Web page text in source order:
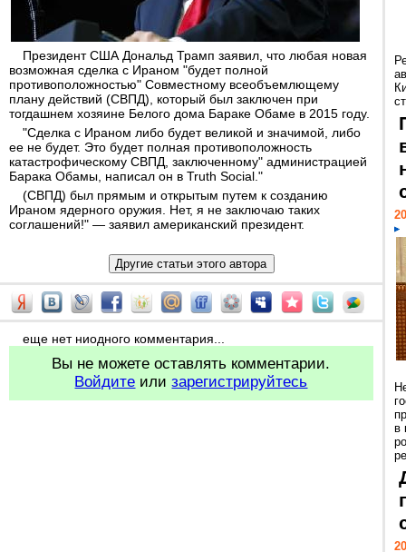
Президент США Дональд Трамп заявил, что любая новая
возможная сделка с Ираном "будет полной
противоположностью" Совместному всеобъемлющему
плану действий (СВПД), который был заключен при
тогдашнем хозяине Белого дома Бараке Обаме в 2015 году.
"Сделка с Ираном либо будет великой и значимой, либо
ее не будет. Это будет полная противоположность
катастрофическому СВПД, заключенному" администрацией
Барака Обамы, написал он в Truth Social."
(СВПД) был прямым и открытым путем к созданию
Ираном ядерного оружия. Нет, я не заключаю таких
соглашений!" — заявил американский президент.
еще нет ниодного комментария...
Вы не можете оставлять комментарии.
Войдите илизарегистрируйтесь
в